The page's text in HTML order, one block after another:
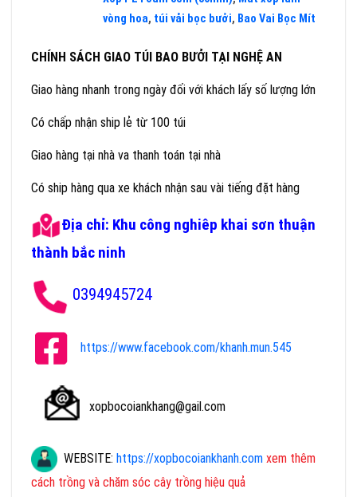
vòng hoa, túi vải bọc bưởi, Bao Vai Bọc Mít
CHÍNH SÁCH GIAO TÚI BAO BƯỞI TẠI NGHỆ AN
Giao hàng nhanh trong ngày đối với khách lấy số lượng lớn
Có chấp nhận ship lẻ từ 100 túi
Giao hàng tại nhà va thanh toán tại nhà
Có ship hàng qua xe khách nhận sau vài tiếng đặt hàng
Địa chỉ: Khu công nghiêp khai sơn thuận
thành bắc ninh
0394945724
https://www.facebook.com/khanh.mun.545
xopbocoiankhang@gail.com
WEBSITE: https://xopbocoiankhanh.com xem thêm
cách trồng và chăm sóc cây trồng hiệu quả